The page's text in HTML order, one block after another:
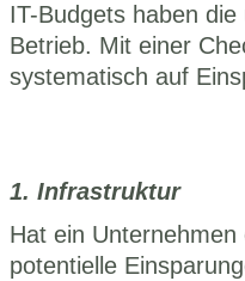
IT-Budgets haben
Betrieb. Mit einer
systematisch auf
1. Infrastruktur
Hat ein
potentielle